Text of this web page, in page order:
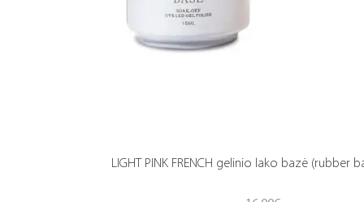
LIGHT PINK FRENCH gelinio lako bazė (rubber